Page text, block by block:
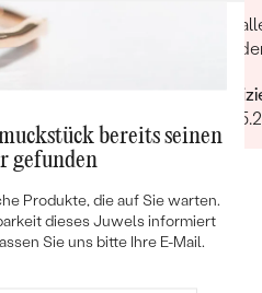
2
0.01 ct
SI
G-H
War
und
bereits seinen
gefunden
Produkte, die auf Sie warten.
dieses Juwels informiert
Sie uns bitte Ihre E-Mail.